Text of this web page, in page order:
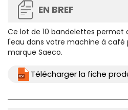
EN BREF
Ce lot de 10 bandelettes permet
l'eau dans votre machine à café
marque Saeco.
Télécharger la fiche